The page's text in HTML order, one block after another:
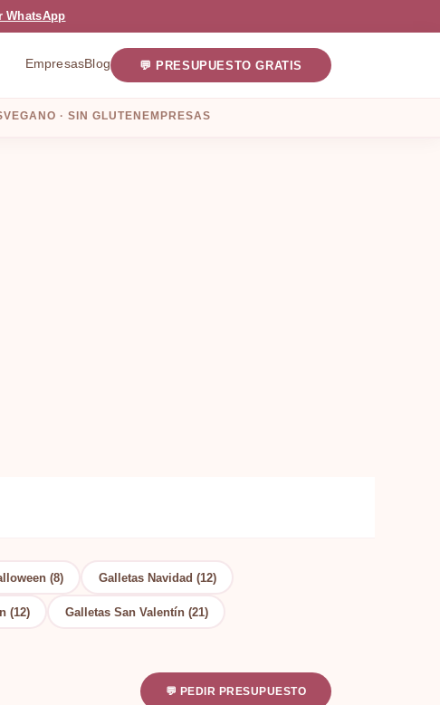
WhatsApp
EmpresasBlog 💬 PRESUPUESTO GRATIS
VEGANO · SIN GLUTEN EMPRESAS
(8) Galletas Navidad (12)
(12) Galletas San Valentín (21)
💬 PEDIR PRESUPUESTO